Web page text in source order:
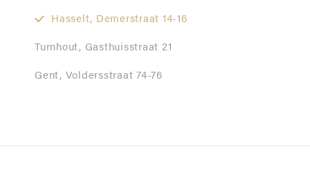
Hasselt, Demerstraat 14-16
Turnhout, Gasthuisstraat 21
Gent, Voldersstraat 74-76